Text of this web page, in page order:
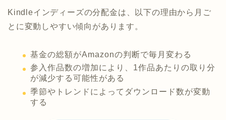
Kindleインディーズの分配金は、以下の理由から月ご
とに変動しやすい傾向があります。
基金の総額がAmazonの判断で毎月変わる
参入作品数の増加により、1作品あたりの取り分
が減少する可能性がある
季節やトレンドによってダウンロード数が変動
する